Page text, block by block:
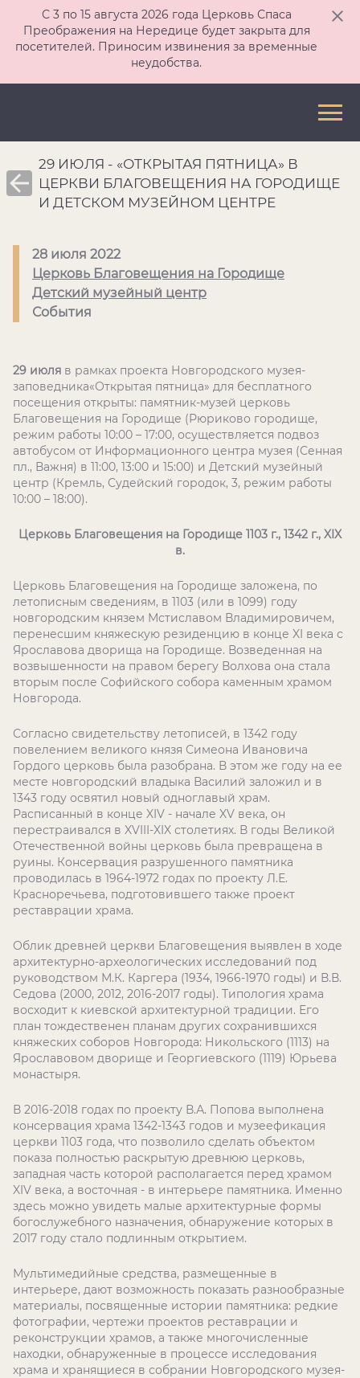
С 3 по 15 августа 2026 года Церковь Спаса
Преображения на Нередице будет закрыта для
посетителей. Приносим извинения за временные
неудобства.
29 ИЮЛЯ - «ОТКРЫТАЯ ПЯТНИЦА» В
ЦЕРКВИ БЛАГОВЕЩЕНИЯ НА ГОРОДИЩЕ
И ДЕТСКОМ МУЗЕЙНОМ ЦЕНТРЕ
28 июля 2022
Церковь Благовещения на Городище
Детский музейный центр
События
29 июля в рамках проекта Новгородского музея-
заповедника«Открытая пятница» для бесплатного
посещения открыты: памятник-музей церковь
Благовещения на Городище (Рюриково городище,
режим работы 10:00 – 17:00, осуществляется подвоз
автобусом от Информационного центра музея (Сенная
пл., Важня) в 11:00, 13:00 и 15:00) и Детский музейный
центр (Кремль, Судейский городок, 3, режим работы
10:00 – 18:00).
Церковь Благовещения на Городище 1103 г., 1342 г., XIX
в.
Церковь Благовещения на Городище заложена, по
летописным сведениям, в 1103 (или в 1099) году
новгородским князем Мстиславом Владимировичем,
перенесшим княжескую резиденцию в конце XI века с
Ярославова дворища на Городище. Возведенная на
возвышенности на правом берегу Волхова она стала
вторым после Софийского собора каменным храмом
Новгорода.
Согласно свидетельству летописей, в 1342 году
повелением великого князя Симеона Ивановича
Гордого церковь была разобрана. В этом же году на ее
месте новгородский владыка Василий заложил и в
1343 году освятил новый одноглавый храм.
Расписанный в конце XIV - начале XV века, он
перестраивался в XVIII-XIX столетиях. В годы Великой
Отечественной войны церковь была превращена в
руины. Консервация разрушенного памятника
проводилась в 1964-1972 годах по проекту Л.Е.
Красноречьева, подготовившего также проект
реставрации храма.
Облик древней церкви Благовещения выявлен в ходе
архитектурно-археологических исследований под
руководством М.К. Каргера (1934, 1966-1970 годы) и В.В.
Седова (2000, 2012, 2016-2017 годы). Типология храма
восходит к киевской архитектурной традиции. Его
план тождественен планам других сохранившихся
княжеских соборов Новгорода: Никольского (1113) на
Ярославовом дворище и Георгиевского (1119) Юрьева
монастыря.
В 2016-2018 годах по проекту В.А. Попова выполнена
консервация храма 1342-1343 годов и музеефикация
церкви 1103 года, что позволило сделать объектом
показа полностью раскрытую древнюю церковь,
западная часть которой располагается перед храмом
XIV века, а восточная - в интерьере памятника. Именно
здесь можно увидеть малые архитектурные формы
богослужебного назначения, обнаружение которых в
2017 году стало подлинным открытием.
Мультимедийные средства, размещенные в
интерьере, дают возможность показать разнообразные
материалы, посвященные истории памятника: редкие
фотографии, чертежи проектов реставрации и
реконструкции храмов, а также многочисленные
находки, обнаруженные в процессе исследования
храма и хранящиеся в собрании Новгородского музея-